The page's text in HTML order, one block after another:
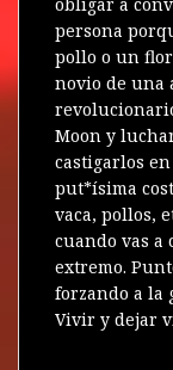
persona
pollo o un
novio de una
Moon y
castigarlos
put*ísima
vaca, pollos,
cuando vas a
extremo.
forzando a la
Vivir y dejar